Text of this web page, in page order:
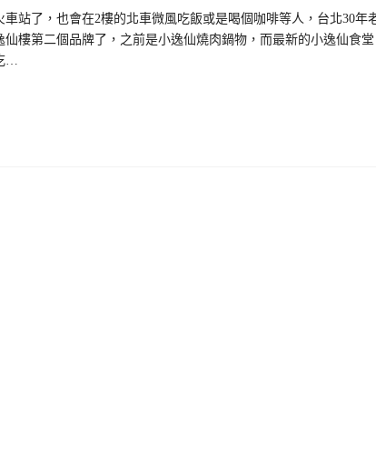
站了，也會在2樓的北車微風吃飯或是喝個咖啡等人，台北30年
樓第二個品牌了，之前是小逸仙燒肉鍋物，而最新的小逸仙食
…